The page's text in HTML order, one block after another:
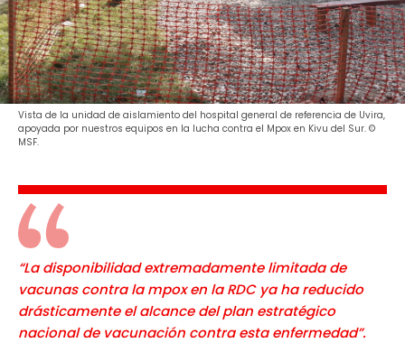
Vista de la unidad de aislamiento del hospital general de referencia de Uvira,
apoyada por nuestros equipos en la lucha contra el Mpox en Kivu del Sur. ©
MSF.
“La disponibilidad extremadamente limitada de
vacunas contra la mpox en la RDC ya ha reducido
drásticamente el alcance del plan estratégico
nacional de vacunación contra esta enfermedad”.